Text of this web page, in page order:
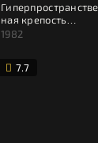
ная крепость
Макросс
1982
7.7